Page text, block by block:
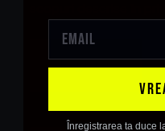
Register
Înregistrarea ta duce